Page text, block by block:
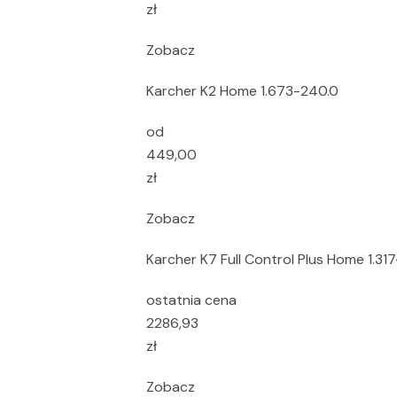
zł
Zobacz
Karcher K2 Home 1.673-240.0
od
449,00
zł
Zobacz
Karcher K7 Full Control Plus Home
ostatnia cena
2286,93
zł
Zobacz